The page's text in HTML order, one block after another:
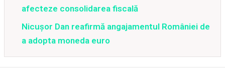
afecteze consolidarea fiscală
Nicușor Dan reafirmă angajamentul României de
a adopta moneda euro